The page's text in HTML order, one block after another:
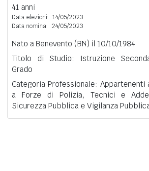
41 anni
Data elezioni: 14/05/2023
Data nomina: 24/05/2023
Nato a Benevento (BN) il 10/10/1984
Titolo di Studio: Istruzione
Grado
Categoria Professionale: Appartenenti
a Forze di Polizia, Tecnici e
Sicurezza Pubblica e Vigilanza